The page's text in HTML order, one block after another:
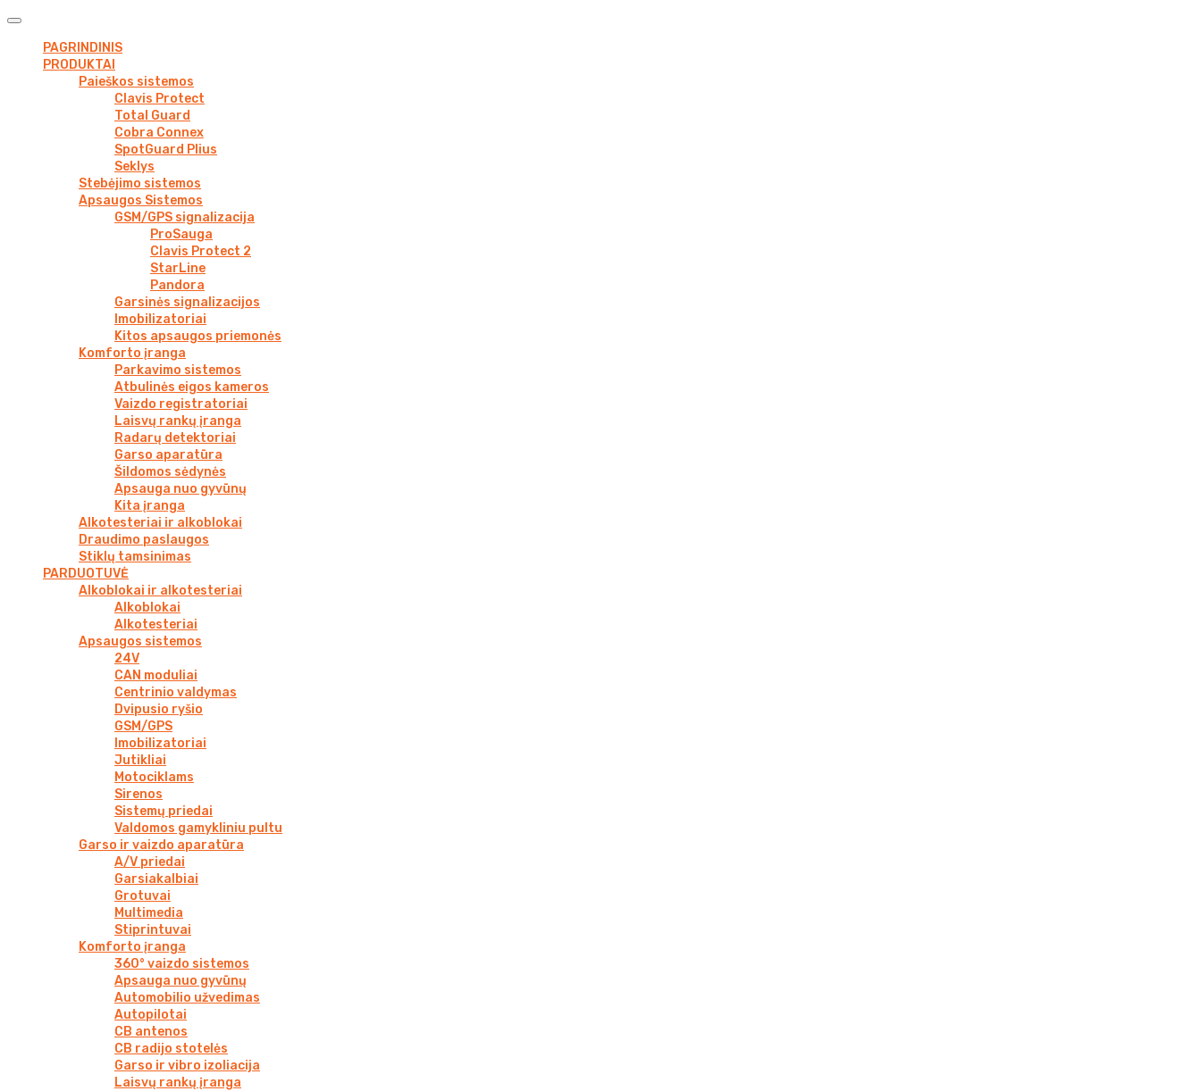
PAGRINDINIS
PRODUKTAI
Paieškos sistemos
Clavis Protect
Total Guard
Cobra Connex
SpotGuard Plius
Seklys
Stebėjimo sistemos
Apsaugos Sistemos
GSM/GPS signalizacija
ProSauga
Clavis Protect 2
StarLine
Pandora
Garsinės signalizacijos
Imobilizatoriai
Kitos apsaugos priemonės
Komforto įranga
Parkavimo sistemos
Atbulinės eigos kameros
Vaizdo registratoriai
Laisvų rankų įranga
Radarų detektoriai
Garso aparatūra
Šildomos sėdynės
Apsauga nuo gyvūnų
Kita įranga
Alkotesteriai ir alkoblokai
Draudimo paslaugos
Stiklų tamsinimas
PARDUOTUVĖ
Alkoblokai ir alkotesteriai
Alkoblokai
Alkotesteriai
Apsaugos sistemos
24V
CAN moduliai
Centrinio valdymas
Dvipusio ryšio
GSM/GPS
Imobilizatoriai
Jutikliai
Motociklams
Sirenos
Sistemų priedai
Valdomos gamykliniu pultu
Garso ir vaizdo aparatūra
A/V priedai
Garsiakalbiai
Grotuvai
Multimedia
Stiprintuvai
Komforto įranga
360° vaizdo sistemos
Apsauga nuo gyvūnų
Automobilio užvedimas
Autopilotai
CB antenos
CB radijo stotelės
Garso ir vibro izoliacija
Laisvų rankų įranga